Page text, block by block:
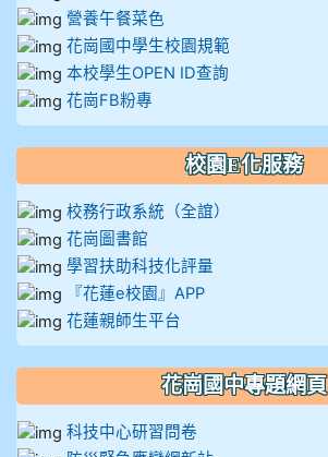
營養午餐菜色
花崗國中學生校園規範
本校學生OPEN ID查詢
花崗FB粉專
校園E化服務
校務行政系統（全誼）
花崗圖書館
學習扶助科技化評量
『花蓮e校園』APP
花蓮親師生平台
花崗國中專題網頁
科技中心研習問卷